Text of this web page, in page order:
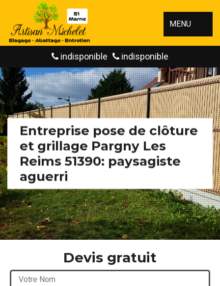
MENU
indisponible indisponible
Entreprise pose de clôture
et grillage Pargny Les
Reims 51390: paysagiste
aguerri
Devis gratuit